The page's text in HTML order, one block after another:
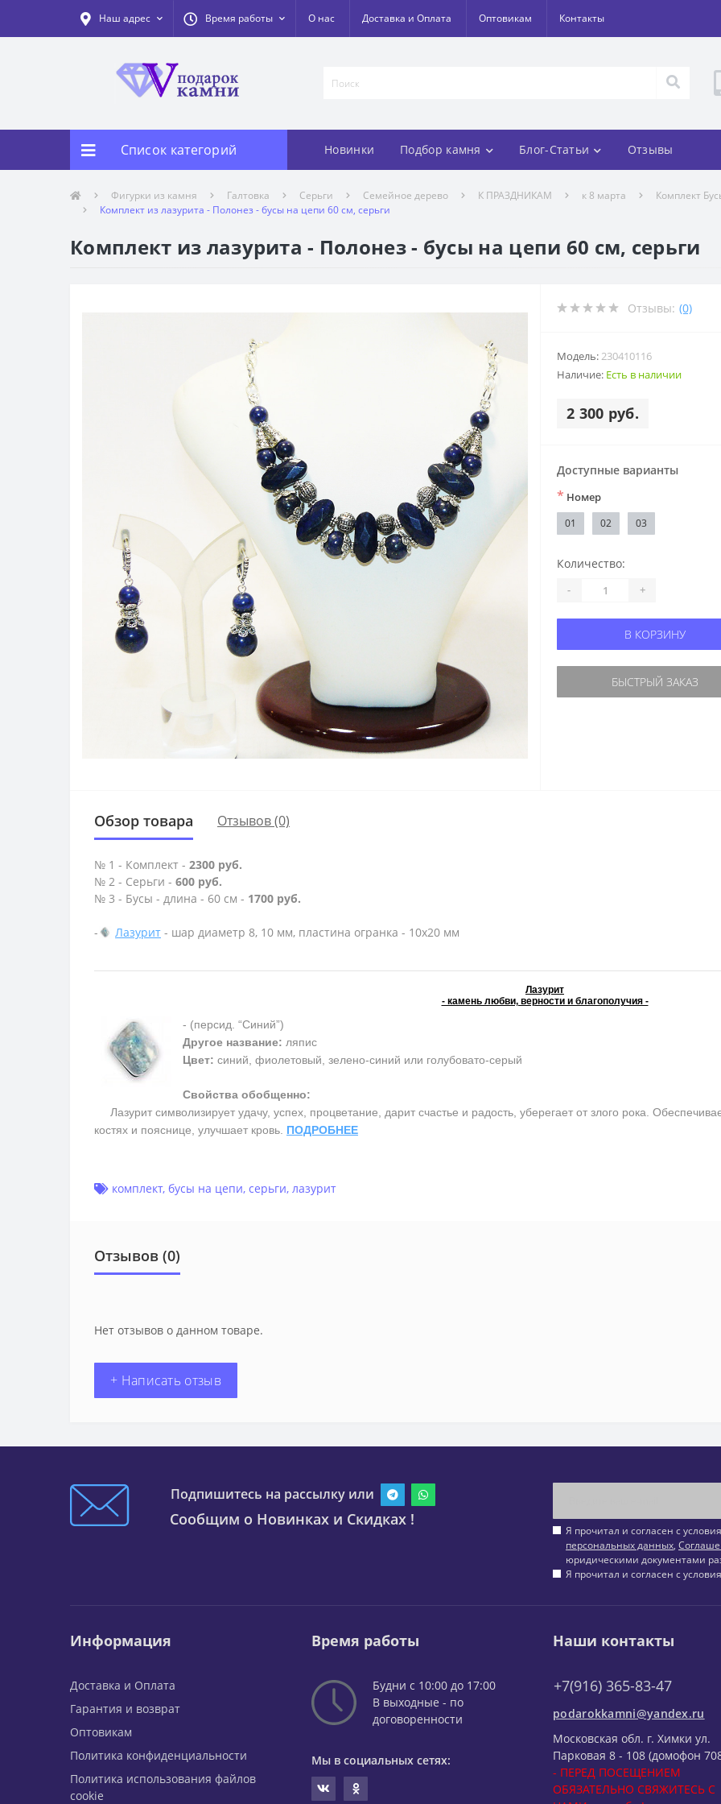
Наш адрес Время работы О нас Доставка и Оплата Оптовикам Контакты
Список категорий Новинки Подбор камня Блог-Статьи Отзывы
Фигурки из камня Галтовка Серьги Семейное дерево К ПРАЗДНИКАМ к 8 марта
Комплект
Комплект из лазурита - Полонез - бусы на цепи 60 см, серьги
Комплект из лазурита - Полонез - бусы на цепи 60 см, серьги
Отзывы: (0)
Модель: 230410116
Наличие: Есть в наличии
2 300 руб.
Доступные варианты
* Номер
01 02 03
Количество:
- +
В КОРЗИНУ
БЫСТРЫЙ ЗАКАЗ
Обзор товара Отзывов (0)
№ 1 - Комплект - 2300 руб.
№ 2 - Серьги - 600 руб.
№ 3 - Бусы - длина - 60 см - 1700 руб.
- Лазурит - шар диаметр 8, 10 мм, пластина огранка - 10х20 мм
Лазурит
- камень любви, верности и благополучия -
- (персид. “Синий”)
Другое название: ляпис
Цвет: синий, фиолетовый, зелено-синий или голубовато-серый
Свойства обобщенно:
Лазурит символизирует удачу, успех, процветание, дарит счастье и радость, уберегает от злого рока.
костях и пояснице, улучшает кровь. ПОДРОБНЕЕ
комплект, бусы на цепи, серьги, лазурит
Отзывов (0)
Нет отзывов о данном товаре.
+ Написать отзыв
Подпишитесь на рассылку или
Сообщим о Новинках и Скидках !
Я прочитал и согласен с
персональных данных,
юридическими документами
Я прочитал и согласен с
Информация
Доставка и Оплата
Гарантия и возврат
Оптовикам
Политика конфиденциальности
Политика использования файлов
cookie
Время работы
Будни с 10:00 до 17:00
В выходные - по
договоренности
Мы в социальных сетях:
Наши контакты
+7(916) 365-83-47
podarokkamni@yandex.ru
Московская обл. г. Химки ул.
Парковая 8 - 108 (домофон
- ПЕРЕД ПОСЕЩЕНИЕМ
ОБЯЗАТЕЛЬНО СВЯЖИТЕСЬ С